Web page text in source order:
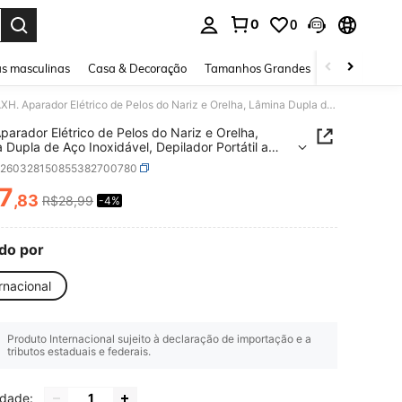
0 0
masculinas Casa & Decoração Tamanhos Grandes Joias e
AXH. Aparador Elétrico de Pelos do Nariz e Orelha, Lâmina Dupla de Aço Inoxidável, Depilador Portátil a Bateria Indolor
Elétrico de Pelos do Nariz e Orelha,
Dupla de Aço Inoxidável, Depilador Portátil a
Indolor
AND AVAILABILITY
,83 R$28,99 -4%
por
Produto Internacional sujeito à declaração de importação e a
tributos estaduais e federais.